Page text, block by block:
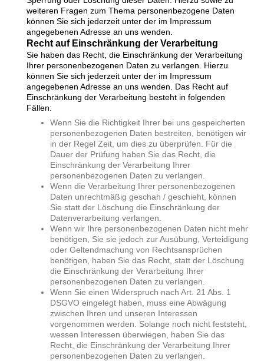
weiteren Fragen zum Thema personenbezogene Daten
können Sie sich jederzeit unter der im Impressum
angegebenen Adresse an uns wenden.
Recht auf Einschränkung der Verarbeitung
Sie haben das Recht, die Einschränkung der Verarbeitung
Ihrer personenbezogenen Daten zu verlangen. Hierzu
können Sie sich jederzeit unter der im Impressum
angegebenen Adresse an uns wenden. Das Recht auf
Einschränkung der Verarbeitung besteht in folgenden
Fällen:
Wenn Sie die Richtigkeit Ihrer bei uns gespeicherten
personenbezogenen Daten bestreiten, benötigen wir
in der Regel Zeit, um dies zu überprüfen. Für die
Dauer der Prüfung haben Sie das Recht, die
Einschränkung der Verarbeitung Ihrer
personenbezogenen Daten zu verlangen.
Wenn die Verarbeitung Ihrer personenbezogenen
Daten unrechtmäßig geschah / geschieht, können
Sie statt der Löschung die Einschränkung der
Datenverarbeitung verlangen.
Wenn wir Ihre personenbezogenen Daten nicht mehr
benötigen, Sie sie jedoch zur Ausübung, Verteidigung
oder Geltendmachung von Rechtsansprüchen
benötigen, haben Sie das Recht, statt der Löschung
die Einschränkung der Verarbeitung Ihrer
personenbezogenen Daten zu verlangen.
Wenn Sie einen Widerspruch nach Art. 21 Abs. 1
DSGVO eingelegt haben, muss eine Abwägung
zwischen Ihren und unseren Interessen
vorgenommen werden. Solange noch nicht feststeht,
wessen Interessen überwiegen, haben Sie das
Recht, die Einschränkung der Verarbeitung Ihrer
personenbezogenen Daten zu verlangen.